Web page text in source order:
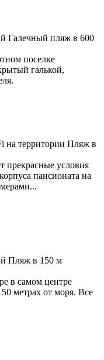
Галечный пляж в 600
поселке
галькой,
на территории Пляж в
прекрасные условия
пансионата на
Пляж в 150 м
в самом центре
метрах от моря. Все